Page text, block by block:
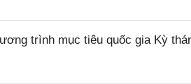
trình mục tiêu quốc gia Kỳ